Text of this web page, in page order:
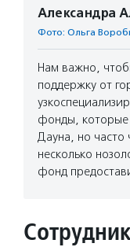
Александра
Фото: Ольга
Нам важно,
поддержку от
фонды, которые
Дауна, но часто
несколько
фонд